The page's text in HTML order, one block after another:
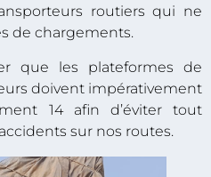
routiers qui ne
de chargements.
que les plateformes de
doivent impérativement
14 afin d’éviter tout
sur nos routes.